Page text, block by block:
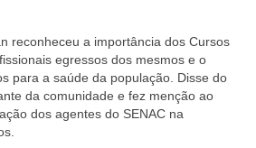
reconheceu a importância dos Cursos
egressos dos mesmos e o
para a saúde da população. Disse do
da comunidade e fez menção ao
dos agentes do SENAC na